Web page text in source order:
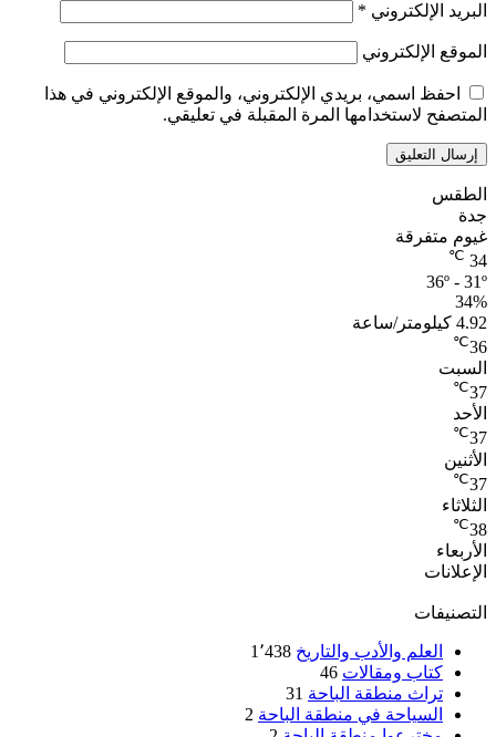
البريد الإلكتروني *
الموقع الإلكتروني
احفظ اسمي، بريدي الإلكتروني، والموقع الإلكتروني في هذا
المتصفح لاستخدامها المرة المقبلة في تعليقي.
الطقس
جدة
غيوم متفرقة
34
℃
36º - 31º
34%
4.92 كيلومتر/ساعة
36
℃
السبت
37
℃
الأحد
37
℃
الأثنين
37
℃
الثلاثاء
38
℃
الأربعاء
الإعلانات
التصنيفات
العلم والأدب والتاريخ 1٬438
كتاب ومقالات 46
تراث منطقة الباحة 31
السياحة في منطقة الباحة 2